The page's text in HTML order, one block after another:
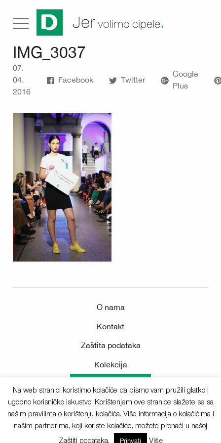
Jer volimo cipele.
IMG_3037
07.
04.
2016
Facebook Twitter
Google
Plus
O nama
Kontakt
Zaštita podataka
Kolekcija
Sva prava pridržana © 2025 Deichmann
Na web stranici koristimo kolačiće da bismo vam pružili glatko i
ugodno korisničko iskustvo. Korištenjem ove stranice slažete se sa
našim pravilima o korištenju kolačića. Više informacija o kolačićima i
našim partnerima, koji koriste kolačiće, možete pronaći u našoj
Zaštiti podataka.
Prihvati Više